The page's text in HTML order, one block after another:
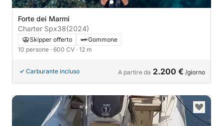
Forte dei Marmi
Charter Spx38(2024)
Skipper offerto
Gommone
10 persone · 600 CV · 12 m
Carburante incluso A partire da 2.200 € /giorno